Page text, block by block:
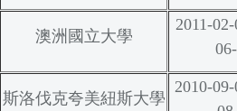
澳洲國立大學
2011-
斯洛伐克夸美紐斯大學
2010-